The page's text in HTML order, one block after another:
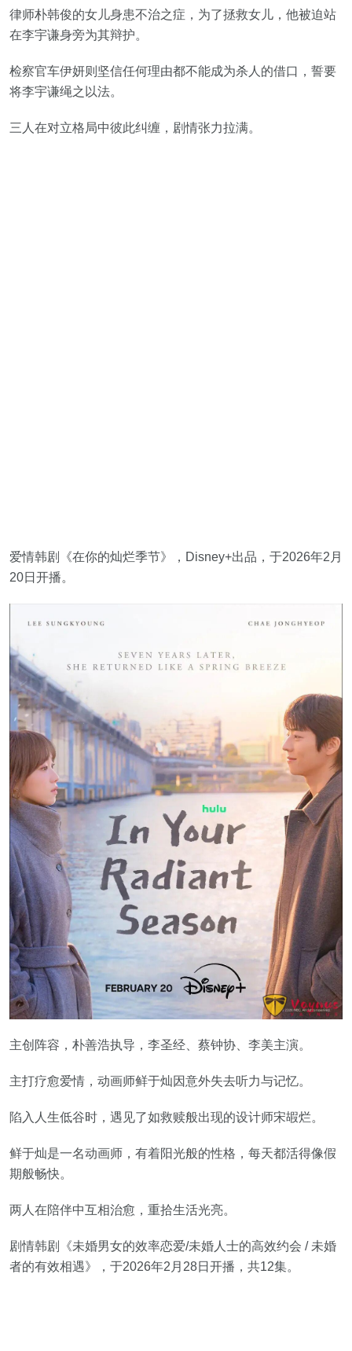
律师朴韩俊的女儿身患不治之症，为了拯救女儿，他被迫站
在李宇谦身旁为其辩护。
检察官车伊妍则坚信任何理由都不能成为杀人的借口，誓要
将李宇谦绳之以法。
三人在对立格局中彼此纠缠，剧情张力拉满。
爱情韩剧《在你的灿烂季节》，Disney+出品，于2026年2月
20日开播。
主创阵容，朴善浩执导，李圣经、蔡钟协、李美主演。
主打疗愈爱情，动画师鲜于灿因意外失去听力与记忆。
陷入人生低谷时，遇见了如救赎般出现的设计师宋嘏烂。
鲜于灿是一名动画师，有着阳光般的性格，每天都活得像假
期般畅快。
两人在陪伴中互相治愈，重拾生活光亮。
剧情韩剧《未婚男女的效率恋爱/未婚人士的高效约会 / 未婚
者的有效相遇》，于2026年2月28日开播，共12集。